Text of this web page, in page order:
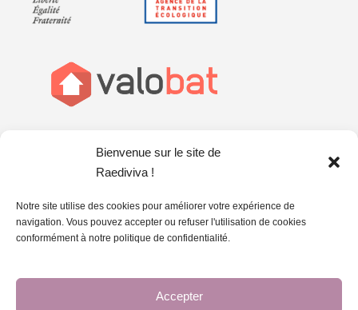
Bienvenue sur le site de
Raediviva !
Notre site utilise des cookies pour améliorer votre expérience de
navigation. Vous pouvez accepter ou refuser l'utilisation de cookies
conformément à notre politique de confidentialité.
Accepter